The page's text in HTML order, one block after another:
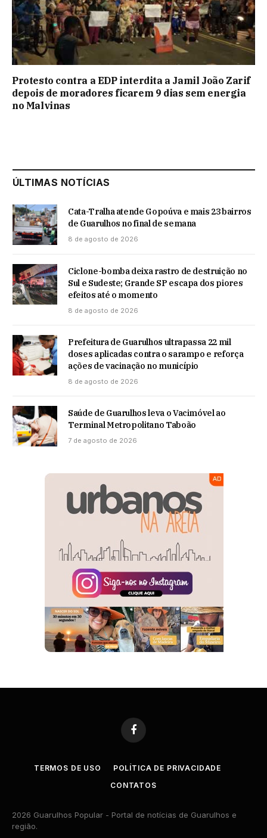
Protesto contra a EDP interdita a Jamil João Zarif
depois de moradores ficarem 9 dias sem energia
no Malvinas
ÚLTIMAS NOTÍCIAS
Cata-Tralha atende Gopoúva e mais 23 bairros
de Guarulhos no final de semana
8 de agosto de 2026
Ciclone-bomba deixa rastro de destruição no
Sul e Sudeste; Grande SP escapa dos piores
efeitos até o momento
8 de agosto de 2026
Prefeitura de Guarulhos ultrapassa 22 mil
doses aplicadas contra o sarampo e reforça
ações de vacinação no município
8 de agosto de 2026
Saúde de Guarulhos leva o Vacimóvel ao
Terminal Metropolitano Taboão
7 de agosto de 2026
Facebook
TERMOS DE USO
POLÍTICA DE PRIVACIDADE
CONTATOS
2026 Guarulhos Popular - Portal de notícias de Guarulhos e
região.